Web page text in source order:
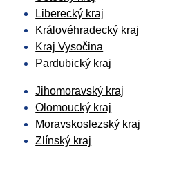
Liberecký kraj
Královéhradecký kraj
Kraj Vysočina
Pardubický kraj
Jihomoravský kraj
Olomoucký kraj
Moravskoslezský kraj
Zlínský kraj